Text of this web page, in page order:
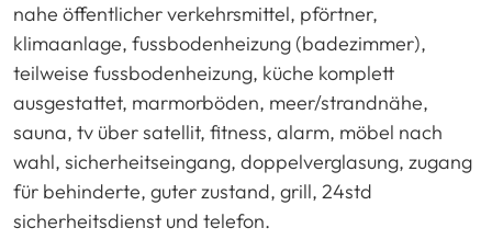
nahe öffentlicher verkehrsmittel, pförtner,
klimaanlage, fussbodenheizung (badezimmer),
teilweise fussbodenheizung, küche komplett
ausgestattet, marmorböden, meer/strandnähe,
sauna, tv über satellit, fitness, alarm, möbel nach
wahl, sicherheitseingang, doppelverglasung, zugang
für behinderte, guter zustand, grill, 24std
sicherheitsdienst und telefon.